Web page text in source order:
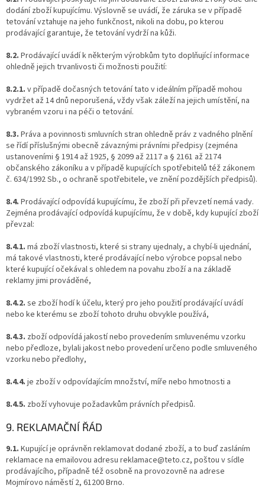
dodání zboží kupujícímu. Výslovně se uvádí, že záruka se v případě
tetování vztahuje na jeho funkčnost, nikoli na dobu, po kterou
prodávající garantuje, že tetování vydrží na kůži.
8.2. Prodávající uvádí k některým výrobkům tyto doplňující informace
ohledně jejich trvanlivosti či možnosti použití:
8.2.1. v případě dočasných tetování tato v ideálním případě mohou
vydržet až 14 dnů neporušená, vždy však záleží na jejich umístění, na
vybraném vzoru i na péči o tetování.
8.3. Práva a povinnosti smluvních stran ohledně práv z vadného plnění
se řídí příslušnými obecně závaznými právními předpisy (zejména
ustanoveními § 1914 až 1925, § 2099 až 2117 a § 2161 až 2174
občanského zákoníku a v případě kupujících spotřebitelů též zákonem
č. 634/1992 Sb., o ochraně spotřebitele, ve znění pozdějších předpisů).
8.4. Prodávající odpovídá kupujícímu, že zboží při převzetí nemá vady.
Zejména prodávající odpovídá kupujícímu, že v době, kdy kupující zboží
převzal:
8.4.1. má zboží vlastnosti, které si strany ujednaly, a chybí-li ujednání,
má takové vlastnosti, které prodávající nebo výrobce popsal nebo
které kupující očekával s ohledem na povahu zboží a na základě
reklamy jimi prováděné,
8.4.2. se zboží hodí k účelu, který pro jeho použití prodávající uvádí
nebo ke kterému se zboží tohoto druhu obvykle používá,
8.4.3. zboží odpovídá jakostí nebo provedením smluvenému vzorku
nebo předloze, bylali jakost nebo provedení určeno podle smluveného
vzorku nebo předlohy,
8.4.4. je zboží v odpovídajícím množství, míře nebo hmotnosti a
8.4.5. zboží vyhovuje požadavkům právních předpisů.
9. REKLAMAČNÍ ŘÁD
9.1. Kupující je oprávněn reklamovat dodané zboží, a to buď zasláním
reklamace na emailovou adresu reklamace@teto.cz, poštou v sídle
prodávajícího, případně též osobně na provozovně na adrese
Mojmírovo náměstí 2, 61200 Brno.